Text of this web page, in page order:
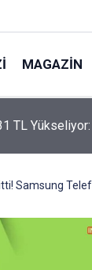
MAGAZIN
Kim
Samsung